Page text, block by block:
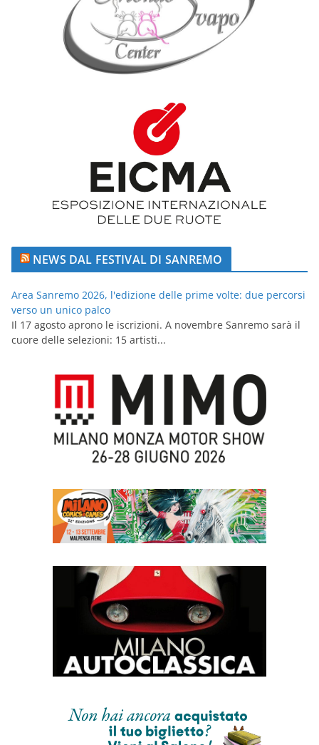
NEWS DAL FESTIVAL DI SANREMO
Area Sanremo 2026, l'edizione delle prime volte: due percorsi
verso un unico palco
Il 17 agosto aprono le iscrizioni. A novembre Sanremo sarà il
cuore delle selezioni: 15 artisti...